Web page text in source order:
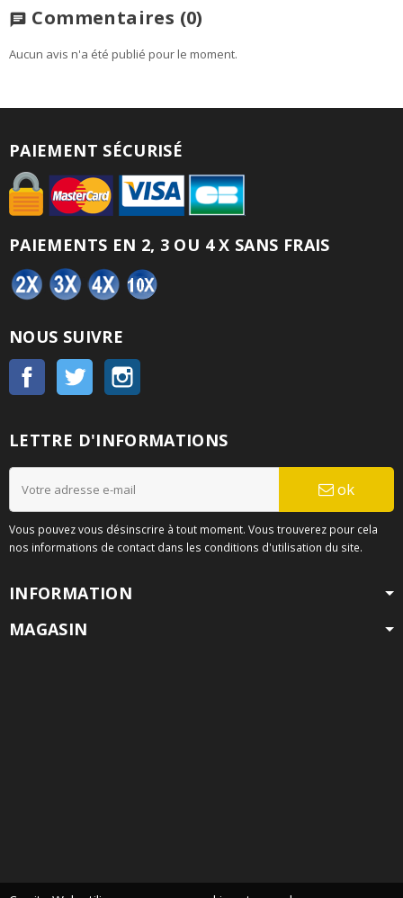
chat Commentaires (0)
Aucun avis n'a été publié pour le moment.
PAIEMENT SÉCURISÉ
PAIEMENTS EN 2, 3 OU 4 X SANS FRAIS
NOUS SUIVRE
Facebook Twitter
LETTRE D'INFORMATIONS
ok
Vous pouvez vous désinscrire à tout moment. Vous trouverez pour cela
nos informations de contact dans les conditions d'utilisation du site.
INFORMATION
MAGASIN